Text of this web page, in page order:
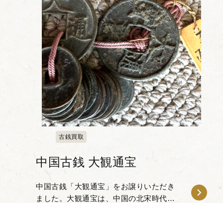
古銭買取
中国古銭 大観通宝
中国古銭「大観通宝」をお譲りいただき
ました。大観通宝は、中国の北宋時代に